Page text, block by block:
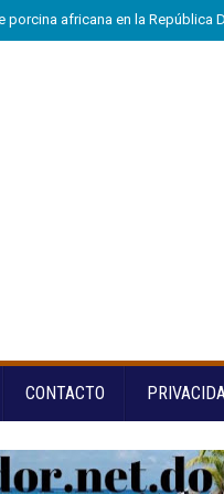
africana en la República
CONTACTO